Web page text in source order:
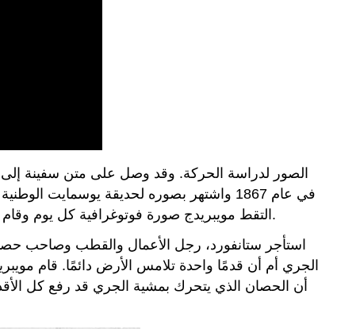
التقط مويبريدج صورة فوتوغرافية كل يوم وقام بعمل مجموعة من الصور بفواصل زمنية لتوثيق ظهور النعناع الجديد. ثم التقى بالحاكم السابق لكاليفورنيا، ليلاند ستانفورد.
استأجر ستانفورد، رجل الأعمال والقطب وصاحب
الجري أم أن قدمًا واحدة تلامس الأرض دائمًا. قام